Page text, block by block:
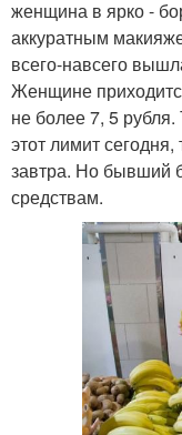
женщина в ярко -
аккуратным
всего-навсего
Женщине
не более 7, 5
этот лимит
завтра. Но бывший
средствам.